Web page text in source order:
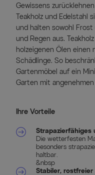
Gewissens
Teakholz und Edelstahl
und halten sowohl
und Regen aus.
holzeigenen Ölen einen
Schädlinge. So
Gartenmöbel auf ein
Garten mit
Ihre Vorteile
Strapazierfähiges
Die wetterfesten
besonders
haltbar.
&nbsp
Stabiler, rostfreier